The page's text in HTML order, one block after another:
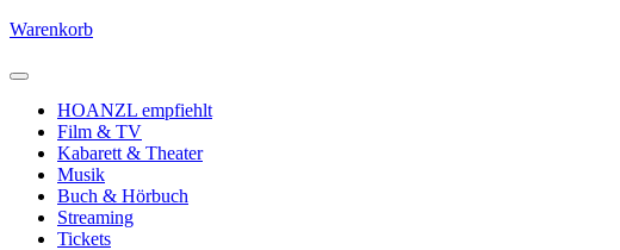
Warenkorb
HOANZL empfiehlt
Film & TV
Kabarett & Theater
Musik
Buch & Hörbuch
Streaming
Tickets